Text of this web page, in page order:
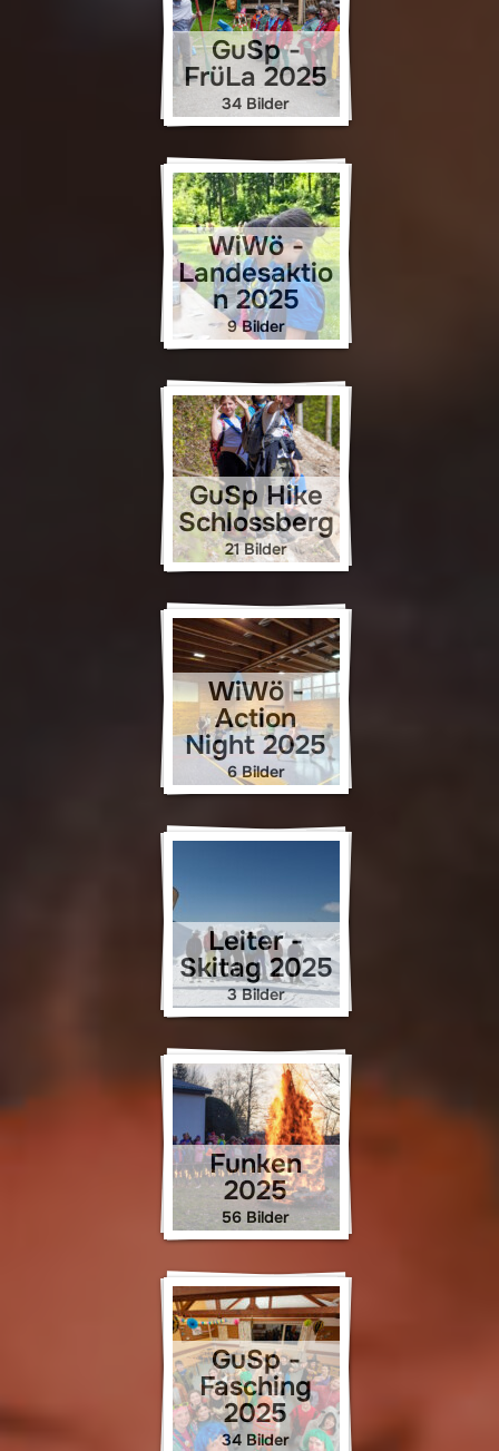
GuSp -
FrüLa 2025
34 Bilder
WiWö -
Landesaktio
n 2025
9 Bilder
GuSp Hike
Schlossberg
21 Bilder
WiWö -
Action
Night 2025
6 Bilder
Leiter -
Skitag 2025
3 Bilder
Funken
2025
56 Bilder
GuSp -
Fasching
2025
34 Bilder